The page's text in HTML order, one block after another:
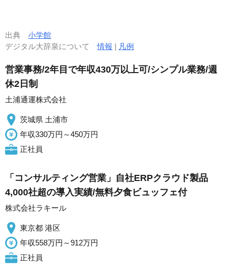
出典 小学館
デジタル大辞泉について情報 | 凡例
営業事務/2年目で年収430万以上可/シンプル業務/週
休2日制
土浦通運株式会社
茨城県 土浦市
年収330万円～450万円
正社員
「コンサルティング営業」自社ERPクラウド製品
4,000社超の導入実績/無料夕食ビュッフェ付
株式会社ラキール
東京都 港区
年収558万円～912万円
正社員